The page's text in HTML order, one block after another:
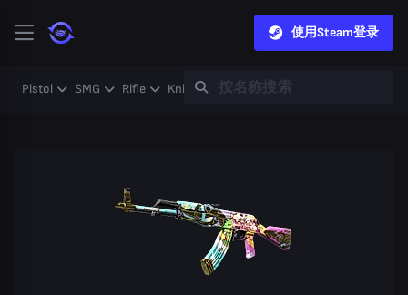
使用Steam登录
Pistol SMG Rifle Knife Gloves Heavy